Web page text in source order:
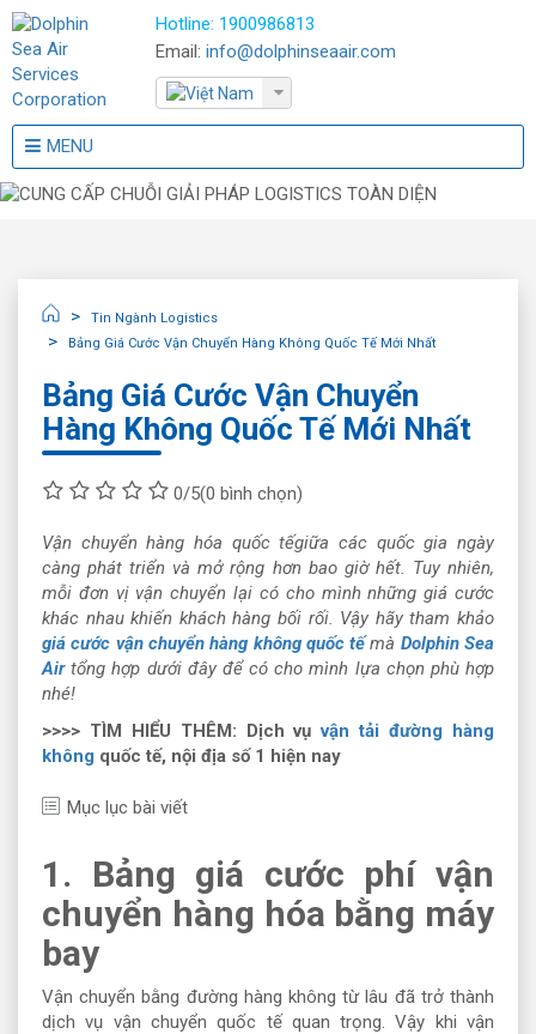
Hotline: 1900986813
Email: info@dolphinseaair.com
MENU
Tin Ngành Logistics
Bảng Giá Cước Vận Chuyển Hàng Không Quốc Tế Mới Nhất
Bảng Giá Cước Vận Chuyển
Hàng Không Quốc Tế Mới Nhất
0/5(0 bình chọn)
Vận chuyển hàng hóa quốc tếgiữa các quốc gia ngày
càng phát triển và mở rộng hơn bao giờ hết. Tuy nhiên,
mỗi đơn vị vận chuyển lại có cho mình những giá cước
khác nhau khiến khách hàng bối rối. Vậy hãy tham khảo
giá cước vận chuyển hàng không quốc tếmà Dolphin Sea
Air tổng hợp dưới đây để có cho mình lựa chọn phù hợp
nhé!
>>>> TÌM HIỂU THÊM: Dịch vụvận tải đường hàng
không quốc tế, nội địa số 1 hiện nay
Mục lục bài viết
1. Bảng giá cước phí vận
chuyển hàng hóa bằng máy
bay
Vận chuyển bằng đường hàng không từ lâu đã trở thành
dịch vụ vận chuyển quốc tế quan trọng. Vậy khi vận